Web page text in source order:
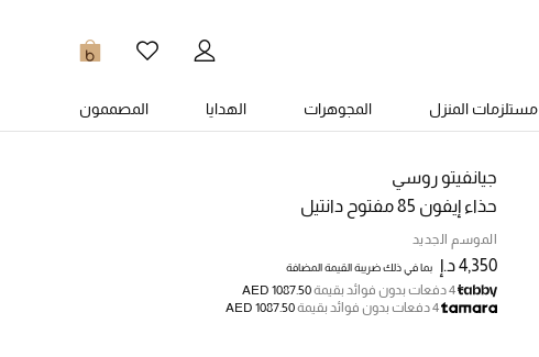
0
مستلزمات المنزل المجوهرات الهدايا المصممون
جيانفيتو روسي
حذاء إيفون 85 مفتوح دانتيل
الموسم الجديد
4,350 د.إ بما في ذلك ضريبة القيمة المضافة
4 دفعات بدون فوائد بقيمة
AED 1087.50
4 دفعات بدون فوائد بقيمة
AED 1087.50